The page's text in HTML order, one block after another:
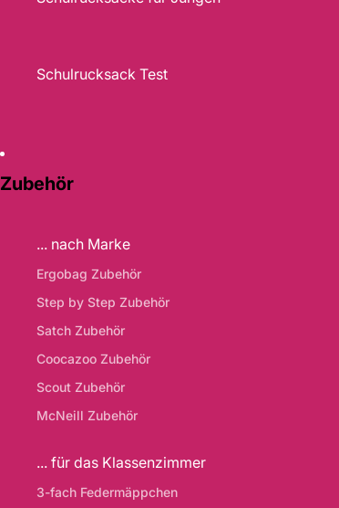
Schulrucksack Test
Zubehör
... nach Marke
Ergobag Zubehör
Step by Step Zubehör
Satch Zubehör
Coocazoo Zubehör
Scout Zubehör
McNeill Zubehör
... für das Klassenzimmer
3-fach Federmäppchen